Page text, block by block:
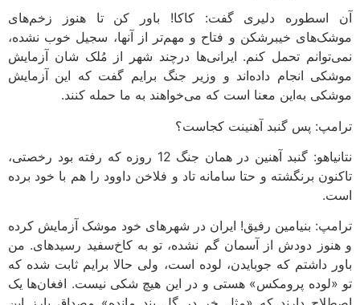
آن اسطوره دلیری گفت: کاکا! باور کن تا هنوز زخم‌های
موشک‌های خیبرشکن و فتاح و مهم‌تر از آنها، سجیل خوب نشده،
نمی‌توانم تحمل کنم. ایرانی‌ها درچند شهر از مُلک شان آزمایش
موشکی انجام داده‌اند و وزیر جنگ برایم گفت که این آزمایش
موشکی به‌این معنا است که می‌خواهند به ما حمله کنند.
ترامپ: پس گنبد آهنینت کجاست؟
نتانیاهو: گنبد آهنین در همان جنگ 12 روزه که رفته بود رخصتی،
تاکنون برنگشته و حتا سامانه تاد و فلاخن داوود را هم با خود برده
است.
ترامپ: بنیامین رفیق! ایران در شهرهای خود موشک آزمایش کرده
و هنوز دودش از آسمان گم نشده، تو به کاخ‌سفید رسیده‎ای. من
باور داشتم که جوبایدن، لوده است، ولی حالا برایم ثابت شده که
تو «لوده پرومکس» هستی و در این هیچ شکی نیست. افغان‌ها یک